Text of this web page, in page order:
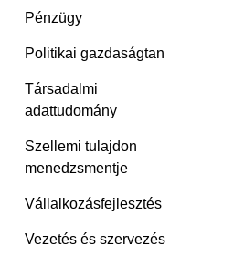
Pénzügy
Politikai gazdaságtan
Társadalmi
adattudomány
Szellemi tulajdon
menedzsmentje
Vállalkozásfejlesztés
Vezetés és szervezés